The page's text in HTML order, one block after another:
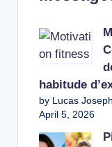
habitude
by Lucas Joseph
April 5, 2026